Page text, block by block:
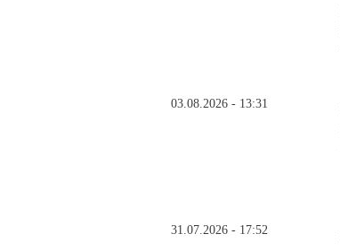
03.08.2026 - 13:31
31.07.2026 - 17:52